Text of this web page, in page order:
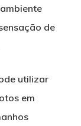
de
utilizar
em